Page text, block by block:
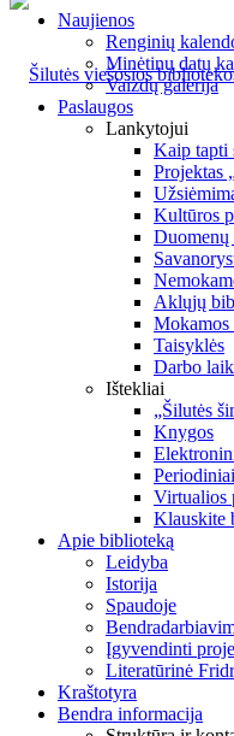
Naujienos
Renginių
Minėtinų datų
Vaizdų galerija
Paslaugos
Lankytojui
Kaip tapti
Projektas
Kultūros
Duomenų
Aklųjų
Mokamos
Taisyklės
Darbo
Ištekliai
„Šilutės
Knygos
Virtualios
Klauskite
Apie biblioteką
Leidyba
Istorija
Spaudoje
Įgyvendinti
Literatūrinė
Kraštotyra
Bendra informacija